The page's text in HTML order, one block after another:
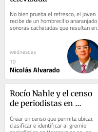
No bien prueba el refresco, el joven
recibe de un hombrecillo anaranjado
sonoras cachetadas que resultan en
una expresión de éxtasis en su
wednesday
10
Nicolás Alvarado
Rocío Nahle y el censo
de periodistas en
Crear un censo que permita ubicar,
clasificar e identificar al gremio